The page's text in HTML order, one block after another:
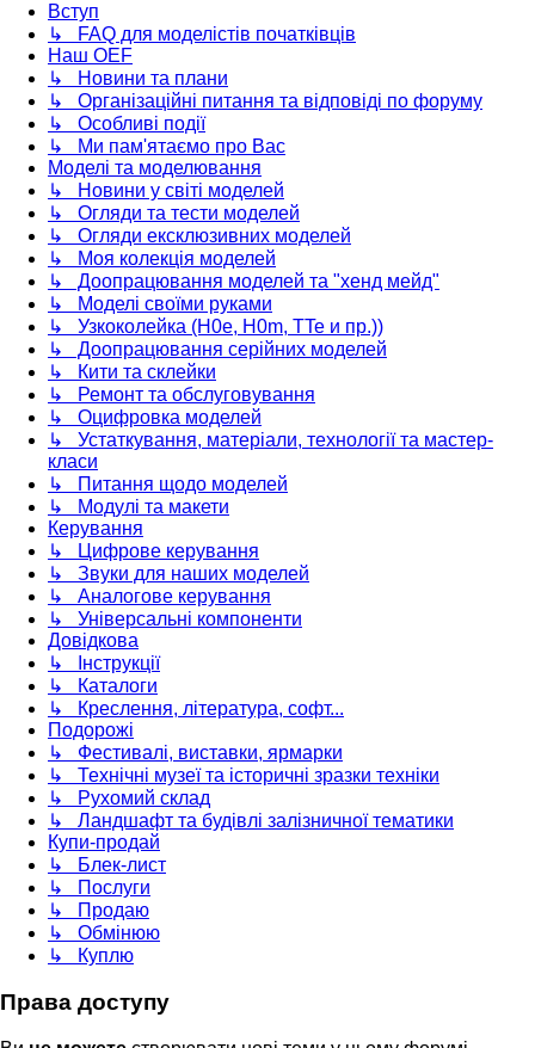
Вступ
↳ FAQ для моделістів початківців
Наш OEF
↳ Новини та плани
↳ Організаційні питання та відповіді по форуму
↳ Особливі події
↳ Ми пам'ятаємо про Вас
Моделі та моделювання
↳ Новини у світі моделей
↳ Огляди та тести моделей
↳ Огляди ексклюзивних моделей
↳ Моя колекція моделей
↳ Доопрацювання моделей та "хенд мейд"
↳ Моделі своїми руками
↳ Узкоколейка (H0e, H0m, TTe и пр.))
↳ Доопрацювання серійних моделей
↳ Кити та склейки
↳ Ремонт та обслуговування
↳ Оцифровка моделей
↳ Устаткування, матеріали, технології та мастер-
класи
↳ Питання щодо моделей
↳ Модулі та макети
Керування
↳ Цифрове керування
↳ Звуки для наших моделей
↳ Аналогове керування
↳ Універсальні компоненти
Довідкова
↳ Інструкції
↳ Каталоги
↳ Креслення, література, софт...
Подорожі
↳ Фестивалі, виставки, ярмарки
↳ Технічні музеї та історичні зразки техніки
↳ Рухомий склад
↳ Ландшафт та будівлі залізничної тематики
Купи-продай
↳ Блек-лист
↳ Послуги
↳ Продаю
↳ Обмінюю
↳ Куплю
Права доступу